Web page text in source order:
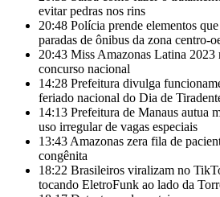
evitar pedras nos rins
20:48 Polícia prende elementos
paradas de ônibus da zona centro-
20:43 Miss Amazonas Latina 2023
concurso nacional
14:28 Prefeitura divulga
feriado nacional do Dia de
14:13 Prefeitura de Manaus autua
uso irregular de vagas especiais
13:43 Amazonas zera fila de
congênita
18:22 Brasileiros viralizam no
tocando EletroFunk ao lado da